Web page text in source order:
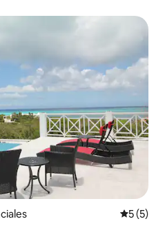
5 de
5 (5)